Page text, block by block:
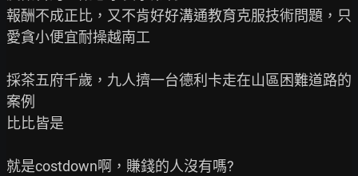
報酬不成正比，又不肯好好溝通教育克服技術問題，只
愛貪小便宜耐操越南工
採茶五府千歲，九人擠一台德利卡走在山區困難道路的
案例
比比皆是
就是costdown啊，賺錢的人沒有嗎?